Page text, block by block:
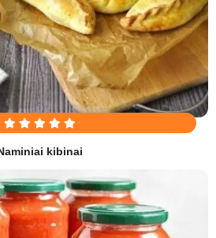
kibinai